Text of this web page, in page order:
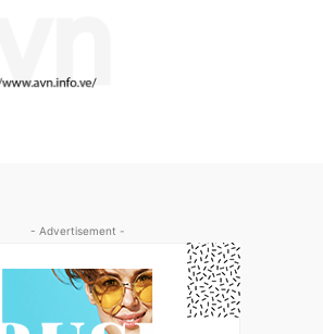
- Advertisement -